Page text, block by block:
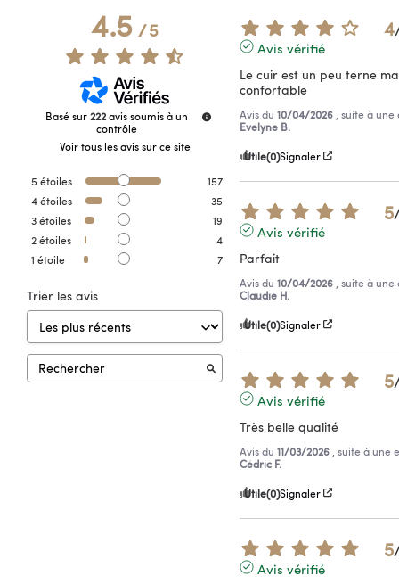
4.5/5
Basé sur222avis soumis à un
contrôle
Voir tous les avis sur ce site
5 étoiles
157
4étoiles
35
3étoiles
19
2étoiles
4
1 étoile 7
Trier les avis
4
Avis vérifié
Le cuir est un peu terne
confortable
Avis du 10/04/2026 , suite à
Evelyne B.
Utile(0)Signaler
5
Avis vérifié
Parfait
Avis du 10/04/2026 , suite à
Claudie H.
Utile(0)Signaler
5
Avis vérifié
Très belle qualité
Avis du 11/03/2026 , suite à
Cédric F.
Utile(0)Signaler
5
Avis vérifié